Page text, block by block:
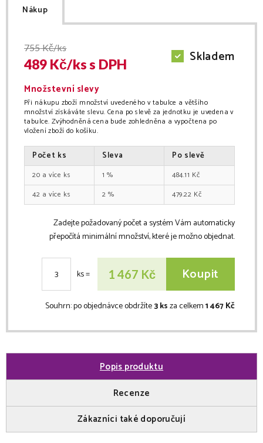
Nákup
755Kč/ks
489 Kč/kss DPH Skladem
Množstevní slevy
Při nákupu zboží množství uvedeného v tabulce a většího
množství získáváte slevu. Cena po slevě za jednotku je uvedena v
tabulce. Zvýhodněná cena bude zohledněna a vypočtena po
vložení zboží do košíku.
Počet ks Sleva Po slevě
20 ks 1 % 484.11 Kč
42
ks 2 % 479.22 Kč
Zadejte požadovaný počet a systém Vám automaticky
přepočítá minimální množství, které je možno objednat.
ks= 1 467 Kč Koupit
Souhrn:po objednávce obdržíte3 ksza celkem1 467 Kč
Popis produktu
Recenze
Zákazníci také doporučují